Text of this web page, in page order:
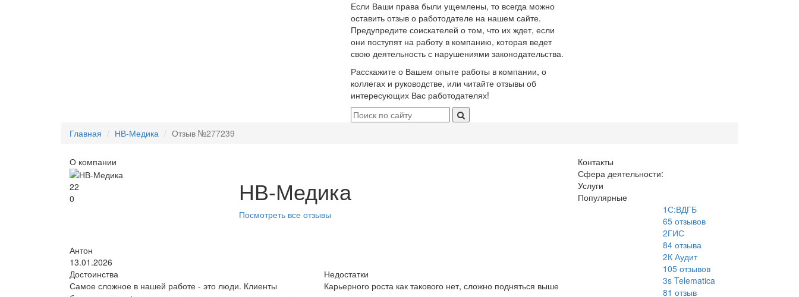
Если Ваши права были ущемлены, то всегда можно
оставить отзыв о работодателе на нашем сайте.
Предупредите соискателей о том, что их ждет, если
они поступят на работу в компанию, которая ведет
свою деятельность с нарушениями законодательства.
Расскажите о Вашем опыте работы в компании, о
коллегах и руководстве, или читайте отзывы об
интересующих Вас работодателях!
Главная НВ-Медика Отзыв №277239
О компании
22
0
НВ-Медика
Посмотреть все отзывы
Антон
13.01.2026
Достоинства
Самое сложное в нашей работе - это люди. Клиенты
Недостатки
Карьерного роста как такового нет, сложно подняться выше
Контакты
Сфера деятельности:
Услуги
Популярные
1С:ВДГБ
65отзывов
2ГИС
84отзыва
2К Аудит
105отзывов
3s Telematica
81 отзыв